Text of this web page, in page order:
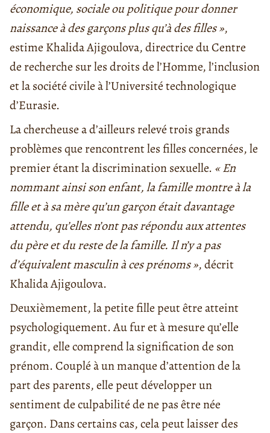
économique, sociale ou politique pour donner
naissance à des garçons plus qu’à des filles »,
estime Khalida Ajigoulova, directrice du Centre
de recherche sur les droits de l’Homme, l’inclusion
et la société civile à l’Université technologique
d’Eurasie.
La chercheuse a d’ailleurs relevé trois grands
problèmes que rencontrent les filles concernées, le
premier étant la discrimination sexuelle. « En
nommant ainsi son enfant, la famille montre à la
fille et à sa mère qu’un garçon était davantage
attendu, qu’elles n’ont pas répondu aux attentes
du père et du reste de la famille. Il n’y a pas
d’équivalent masculin à ces prénoms », décrit
Khalida Ajigoulova.
Deuxièmement, la petite fille peut être atteint
psychologiquement. Au fur et à mesure qu’elle
grandit, elle comprend la signification de son
prénom. Couplé à un manque d’attention de la
part des parents, elle peut développer un
sentiment de culpabilité de ne pas être née
garçon. Dans certains cas, cela peut laisser des